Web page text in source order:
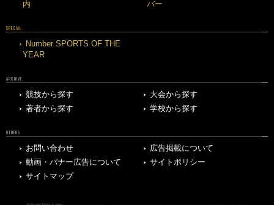
内
バー
SPECIAL
Number SPORTS OF THE
YEAR
ARCHIVE
競技から探す
大会から探す
著者から探す
学校から探す
OTHERS
お問い合わせ
広告掲載について
動画・バナー広告について
サイトポリシー
サイトマップ